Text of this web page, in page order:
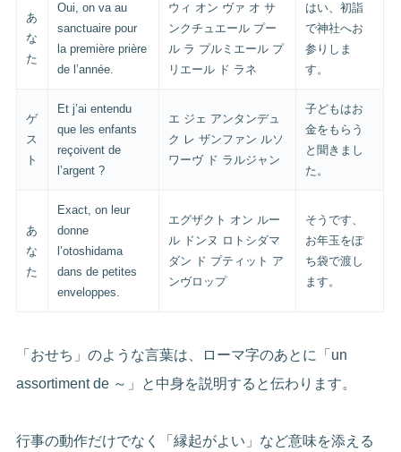
あ
な
た
Oui, on va au
sanctuaire pour
la première prière
de l’année.
ウィ オン ヴァ オ サ
ンクチュエール プー
ル ラ プルミエール プ
リエール ド ラネ
はい、初詣
で神社へお
参りしま
す。
ゲ
ス
ト
Et j’ai entendu
que les enfants
reçoivent de
l’argent ?
エ ジェ アンタンデュ
ク レ ザンファン ルソ
ワーヴ ド ラルジャン
子どもはお
金をもらう
と聞きまし
た。
あ
な
た
Exact, on leur
donne
l’otoshidama
dans de petites
enveloppes.
エグザクト オン ルー
ル ドンヌ ロトシダマ
ダン ド プティット ア
ンヴロップ
そうです、
お年玉をぽ
ち袋で渡し
ます。
「おせち」のような言葉は、ローマ字のあとに「un
assortiment de ～」と中身を説明すると伝わります。
行事の動作だけでなく「縁起がよい」など意味を添える